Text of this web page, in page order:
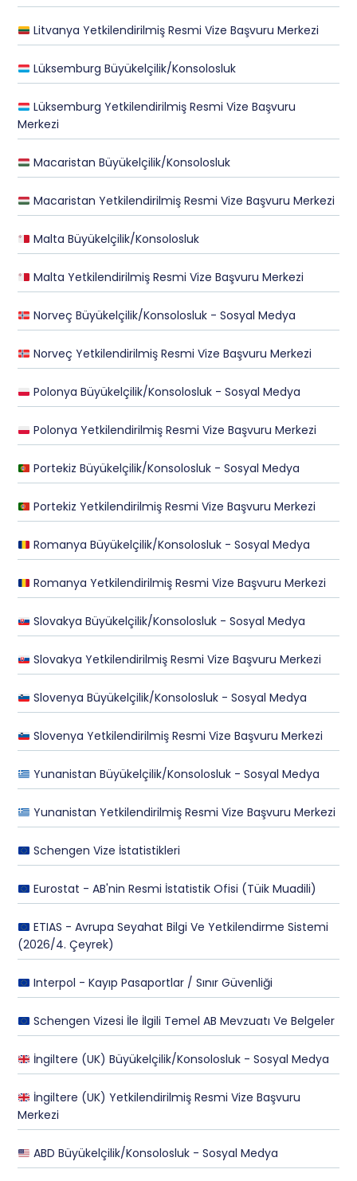
Litvanya Yetkilendirilmiş Resmi Vize Başvuru Merkezi
Lüksemburg Büyükelçilik/Konsolosluk
Lüksemburg Yetkilendirilmiş Resmi Vize Başvuru
Merkezi
Macaristan Büyükelçilik/Konsolosluk
Macaristan Yetkilendirilmiş Resmi Vize Başvuru Merkezi
Malta Büyükelçilik/Konsolosluk
Malta Yetkilendirilmiş Resmi Vize Başvuru Merkezi
Norveç Büyükelçilik/Konsolosluk - Sosyal Medya
Norveç Yetkilendirilmiş Resmi Vize Başvuru Merkezi
Polonya Büyükelçilik/Konsolosluk - Sosyal Medya
Polonya Yetkilendirilmiş Resmi Vize Başvuru Merkezi
Portekiz Büyükelçilik/Konsolosluk - Sosyal Medya
Portekiz Yetkilendirilmiş Resmi Vize Başvuru Merkezi
Romanya Büyükelçilik/Konsolosluk - Sosyal Medya
Romanya Yetkilendirilmiş Resmi Vize Başvuru Merkezi
Slovakya Büyükelçilik/Konsolosluk - Sosyal Medya
Slovakya Yetkilendirilmiş Resmi Vize Başvuru Merkezi
Slovenya Büyükelçilik/Konsolosluk - Sosyal Medya
Slovenya Yetkilendirilmiş Resmi Vize Başvuru Merkezi
Yunanistan Büyükelçilik/Konsolosluk - Sosyal Medya
Yunanistan Yetkilendirilmiş Resmi Vize Başvuru Merkezi
Schengen Vize İstatistikleri
Eurostat - AB'nin Resmi İstatistik Ofisi (Tüik Muadili)
ETIAS - Avrupa Seyahat Bilgi Ve Yetkilendirme Sistemi
(2026/4. Çeyrek)
Interpol - Kayıp Pasaportlar / Sınır Güvenliği
Schengen Vizesi İle İlgili Temel AB Mevzuatı Ve Belgeler
İngiltere (UK) Büyükelçilik/Konsolosluk - Sosyal Medya
İngiltere (UK) Yetkilendirilmiş Resmi Vize Başvuru
Merkezi
ABD Büyükelçilik/Konsolosluk - Sosyal Medya